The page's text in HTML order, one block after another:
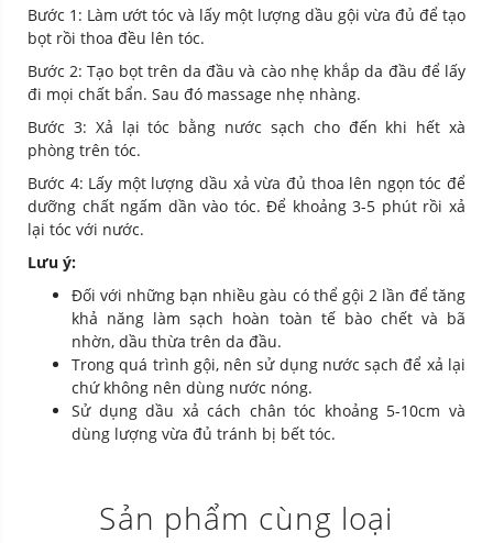
Bước 1: Làm ướt tóc và lấy một lượng dầu gội vừa đủ để tạo
bọt rồi thoa đều lên tóc.
Bước 2: Tạo bọt trên da đầu và cào nhẹ khắp da đầu để lấy
đi mọi chất bẩn. Sau đó massage nhẹ nhàng.
Bước 3: Xả lại tóc bằng nước sạch cho đến khi hết xà
phòng trên tóc.
Bước 4: Lấy một lượng dầu xả vừa đủ thoa lên ngọn tóc để
dưỡng chất ngấm dần vào tóc. Để khoảng 3-5 phút rồi xả
lại tóc với nước.
Lưu ý:
Đối với những bạn nhiều gàu có thể gội 2 lần để tăng
khả năng làm sạch hoàn toàn tế bào chết và bã
nhờn, dầu thừa trên da đầu.
Trong quá trình gội, nên sử dụng nước sạch để xả lại
chứ không nên dùng nước nóng.
Sử dụng dầu xả cách chân tóc khoảng 5-10cm và
dùng lượng vừa đủ tránh bị bết tóc.
Sản phẩm cùng loại